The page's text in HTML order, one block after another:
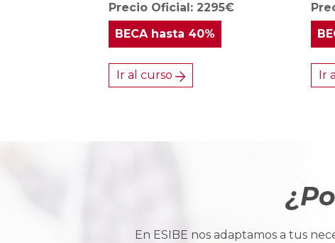
Precio Oficial: 2295€
BECAhasta 40%
Ir al curso Ir
En ESIBE nos adaptamos a tus